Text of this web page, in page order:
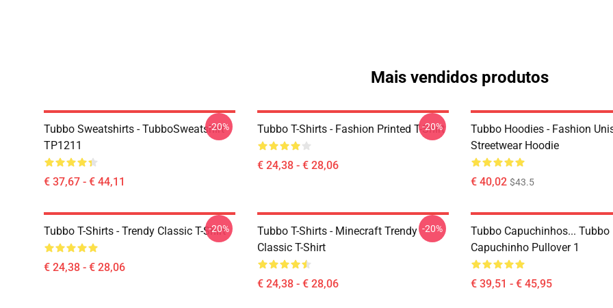
Mais vendidos produtos
Tubbo Sweatshirts - TubboSweatshirt
TP1211
€ 37,67 - € 44,11
-20% Tubbo T-Shirts - Fashion Printed T-Shirt
€ 24,38 - € 28,06
-20%
Tubbo Hoodies - Fashion
Streetwear Hoodie
€ 40,02 $43.5
Tubbo T-Shirts - Trendy Classic T-Shirt
€ 24,38 - € 28,06
-20%
Tubbo T-Shirts - Minecraft Trendy
Classic T-Shirt
€ 24,38 - € 28,06
-20%
Tubbo Capuchinhos... Tubbo
Capuchinho Pullover 1
€ 39,51 - € 45,95